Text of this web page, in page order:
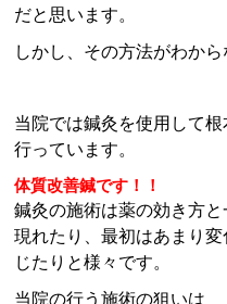
だと思います。
しかし、その方法がわから
当院では鍼灸を使用して
行っています。
体質改善鍼です！！
鍼灸の施術は薬の効き方
現れたり、最初はあまり
じたりと様々です。
当院の行う施術の狙いは